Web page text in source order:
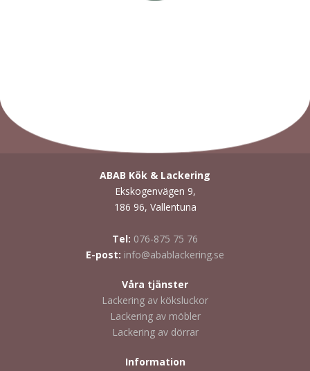
ABAB Kök & Lackering
Ekskogenvägen 9,
186 96, Vallentuna
Tel: 076-875 75 76
E-post: info@abablackering.se
Våra tjänster
Lackering av köksluckor
Lackering av möbler
Lackering av dörrar
Information